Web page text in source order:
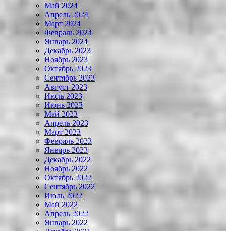
Май 2024
Апрель 2024
Март 2024
Февраль 2024
Январь 2024
Декабрь 2023
Ноябрь 2023
Октябрь 2023
Сентябрь 2023
Август 2023
Июль 2023
Июнь 2023
Май 2023
Апрель 2023
Март 2023
Февраль 2023
Январь 2023
Декабрь 2022
Ноябрь 2022
Октябрь 2022
Сентябрь 2022
Июль 2022
Май 2022
Апрель 2022
Январь 2022